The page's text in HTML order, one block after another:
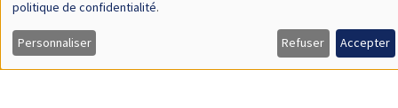
DEVELOPMENT AND POLITICAL ECONOMY SEMINAR
MEGASalle Carine Nourry